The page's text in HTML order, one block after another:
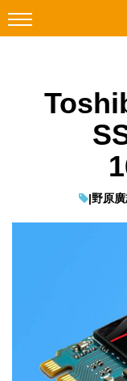
Facebook
教學評測
生成式AI與雲端應用
Enterprise Digital
|野原